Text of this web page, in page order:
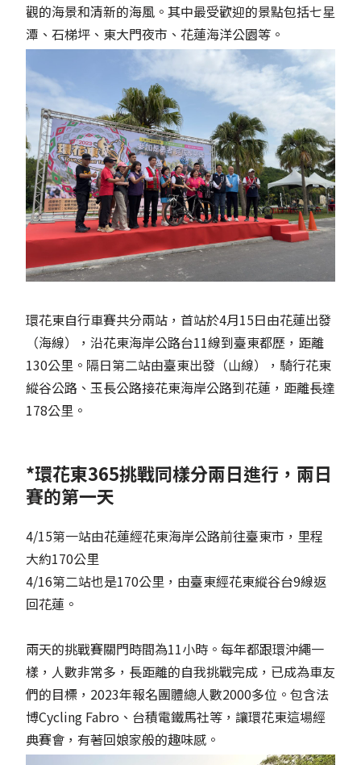
觀的海景和清新的海風。其中最受歡迎的景點包括七星
潭、石梯坪、東大門夜市、花蓮海洋公園等。
環花東自行車賽共分兩站，首站於4月15日由花蓮出發
（海線），沿花東海岸公路台11線到臺東都歷，距離
130公里。隔日第二站由臺東出發（山線），騎行花東
縱谷公路、玉長公路接花東海岸公路到花蓮，距離長達
178公里。
*環花東365挑戰同樣分兩日進行，兩日
賽的第一天
4/15第一站由花蓮經花東海岸公路前往臺東市，里程
大約170公里
4/16第二站也是170公里，由臺東經花東縱谷台9線返
回花蓮。
兩天的挑戰賽關門時間為11小時。每年都跟環沖繩一
樣，人數非常多，長距離的自我挑戰完成，已成為車友
們的目標，2023年報名團體總人數2000多位。包含法
博Cycling Fabro、台積電鐵馬社等，讓環花東這場經
典賽會，有著回娘家般的趣味感。